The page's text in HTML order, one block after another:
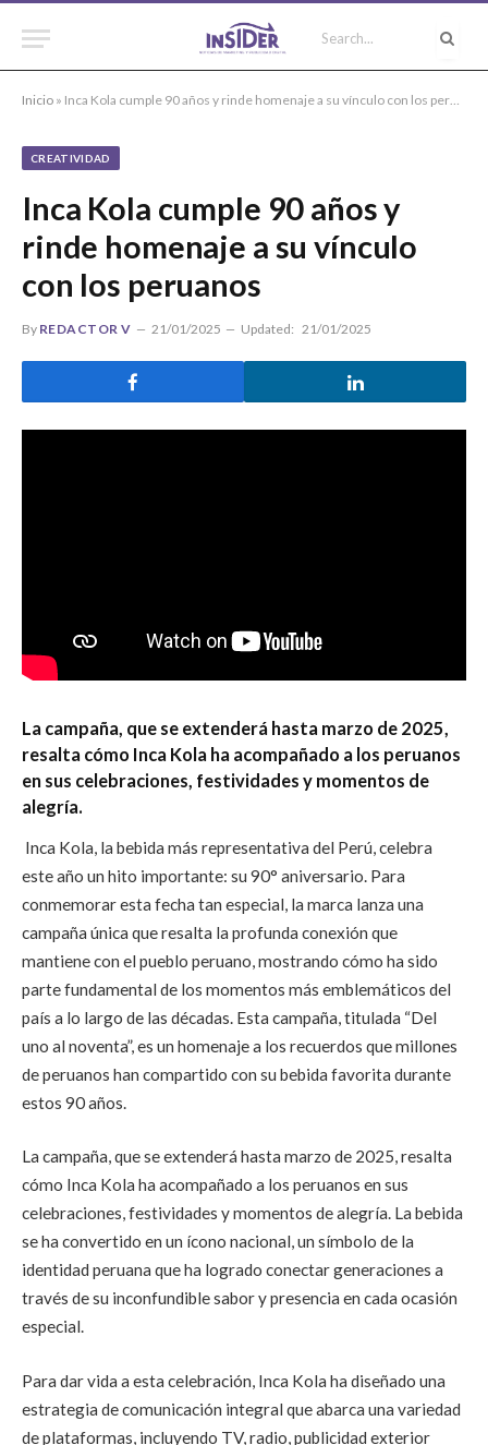
Inicio » Inca Kola cumple 90 años y rinde homenaje a su vínculo con los peruanos
CREATIVIDAD
Inca Kola cumple 90 años y
rinde homenaje a su vínculo
con los peruanos
By REDACTOR V 21/01/2025 Updated: 21/01/2025
La campaña, que se extenderá hasta marzo de 2025,
resalta cómo Inca Kola ha acompañado a los peruanos
en sus celebraciones, festividades y momentos de
alegría.
Inca Kola, la bebida más representativa del Perú, celebra
este año un hito importante: su 90° aniversario. Para
conmemorar esta fecha tan especial, la marca lanza una
campaña única que resalta la profunda conexión que
mantiene con el pueblo peruano, mostrando cómo ha sido
parte fundamental de los momentos más emblemáticos del
país a lo largo de las décadas. Esta campaña, titulada “Del
uno al noventa”, es un homenaje a los recuerdos que millones
de peruanos han compartido con su bebida favorita durante
estos 90 años.
La campaña, que se extenderá hasta marzo de 2025, resalta
cómo Inca Kola ha acompañado a los peruanos en sus
celebraciones, festividades y momentos de alegría. La bebida
se ha convertido en un ícono nacional, un símbolo de la
identidad peruana que ha logrado conectar generaciones a
través de su inconfundible sabor y presencia en cada ocasión
especial.
Para dar vida a esta celebración, Inca Kola ha diseñado una
estrategia de comunicación integral que abarca una variedad
de plataformas, incluyendo TV, radio, publicidad exterior